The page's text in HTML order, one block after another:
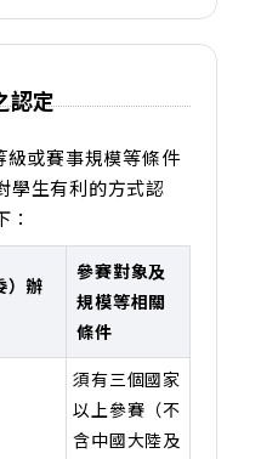
認定
或賽事規模等條件
學生有利的方式認
）辦
參賽對象及
規模等相關
條件
須有三個國家
以上參賽（不
含中國大陸及